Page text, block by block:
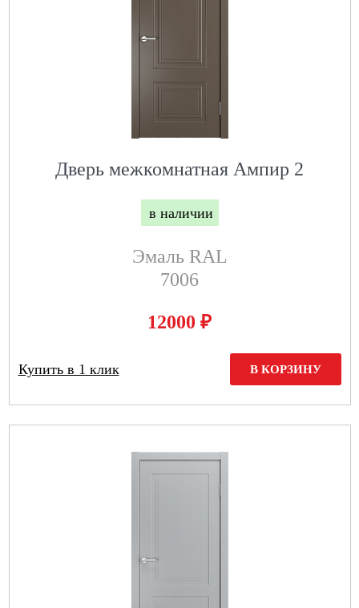
Дверь межкомнатная Ампир 2
в наличии
Эмаль RAL
7006
12000 ₽
Купить в 1 клик В КОРЗИНУ